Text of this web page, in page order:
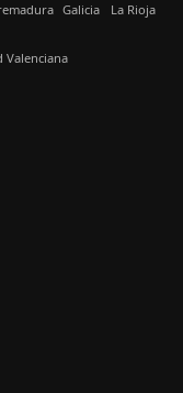
Galicia La Rioja
Valenciana